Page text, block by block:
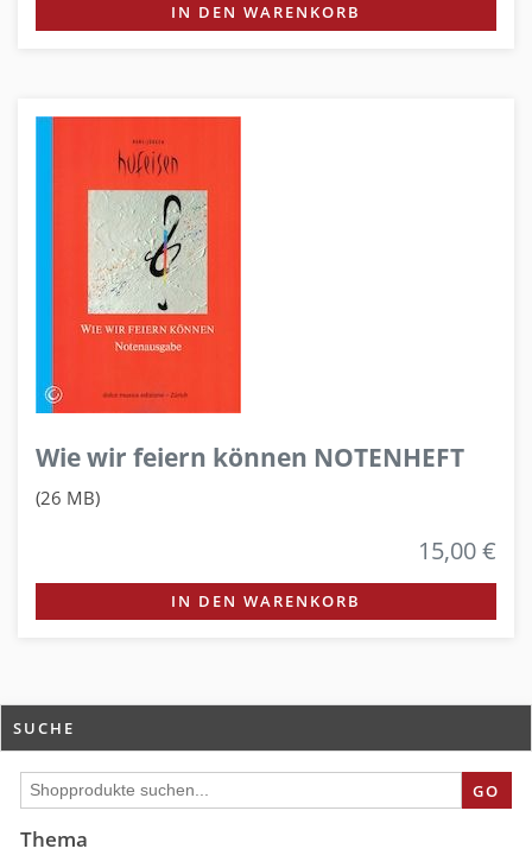
IN DEN WARENKORB
Wie wir feiern können NOTENHEFT
(26 MB)
15,00 €
IN DEN WARENKORB
SUCHE
GO
Thema